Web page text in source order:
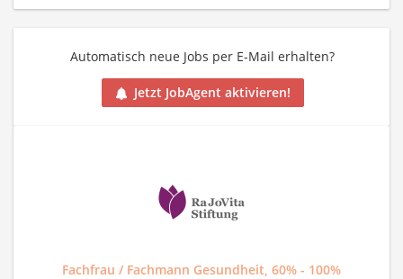
Automatisch neue Jobs per E-Mail erhalten?
Jetzt JobAgent aktivieren!
Fachfrau / Fachmann Gesundheit, 60% - 100%